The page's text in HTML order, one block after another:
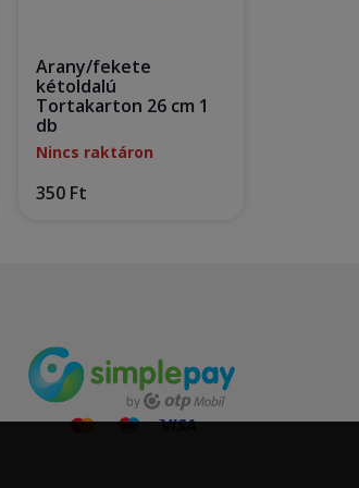
Arany/fekete
kétoldalú
Tortakarton 26 cm 1
db
Nincs raktáron
350 Ft